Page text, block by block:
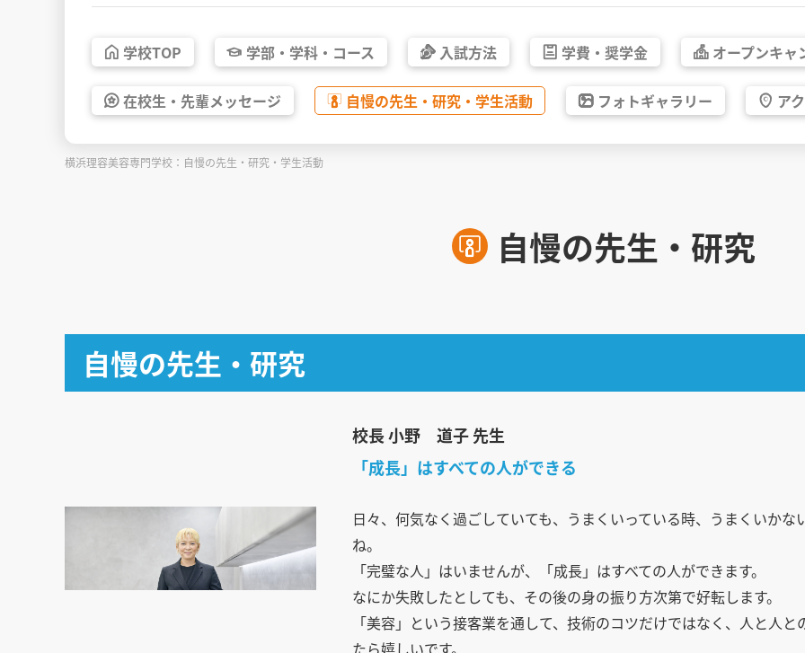
学校TOP 学部・ 学科・ コース 入試方法 学費・ 奨学金 オープンキャ
在校生・ 先輩メッセージ 自慢の先生・ 研究・ 学生活動 フォトギャラリー ア
横浜理容美容専門学校：自慢の先生・研究・学生活動
自慢の先生・研究
自慢の先生・研究
校長 小野 道子 先生
「成長」はすべての人ができる
日々、何気なく過ごしていても、うまくいっている時、うまくいか
ね。
「完璧な人」はいませんが、「成長」はすべての人ができます。
なにか失敗したとしても、その後の身の振り方次第で好転します。
「美容」という接客業を通して、技術のコツだけではなく、人と人
たら嬉しいです。